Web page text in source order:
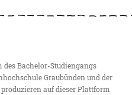
Bachelor-Studiengangs
Graubünden und der
auf dieser Plattform